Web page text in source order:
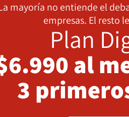
mayoría no entiende el
empresas. El resto
Plan
al
3